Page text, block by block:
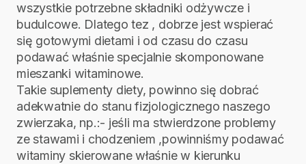
wszystkie potrzebne składniki odżywcze i
budulcowe. Dlatego tez , dobrze jest wspierać
się gotowymi dietami i od czasu do czasu
podawać właśnie specjalnie skomponowane
mieszanki witaminowe.
Takie suplementy diety, powinno się dobrać
adekwatnie do stanu fizjologicznego naszego
zwierzaka, np.:- jeśli ma stwierdzone problemy
ze stawami i chodzeniem ,powinniśmy podawać
witaminy skierowane właśnie w kierunku